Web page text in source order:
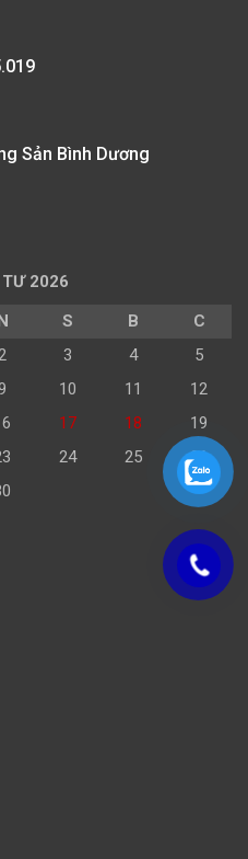
Sản Bình Dương
2026
S B
C
3 4
5
10 11
12
17 18
19
24 25
26